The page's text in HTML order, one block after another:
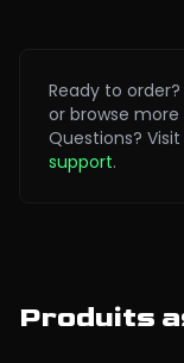
Ready to
or browse more
Questions?
support.
Produits